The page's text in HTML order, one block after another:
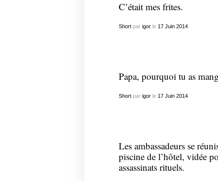
C’était mes frites.
Shortpar igorle 17 Juin 2014
Papa, pourquoi tu as
Shortpar igorle 17 Juin 2014
Les ambassadeurs se
piscine de l’hôtel, vidée
assassinats rituels.